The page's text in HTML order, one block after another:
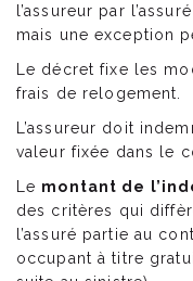
l’assureur par
mais une exception
Le décret fixe les
frais de relogement.
L’assureur doit
valeur fixée dans le
Le montant de
des critères qui
l’assuré partie au
occupant à titre